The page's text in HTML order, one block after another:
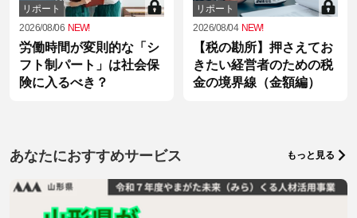
リポート
2026/08/06 NEW!
労働時間が変則的な「シ
フト制パート」は社会保
険に入るべき？
リポート
2026/08/04 NEW!
【税の勘所】押さえてお
きたい経営者のための税
金の境界線（金額編）
あなたにおすすめサービス もっと見る